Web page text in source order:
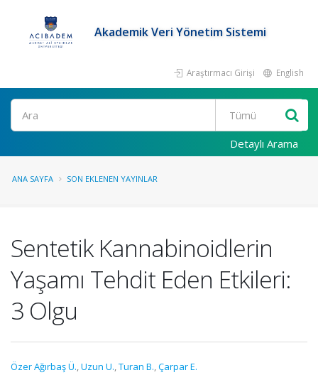
Akademik Veri Yönetim Sistemi
Araştırmacı Girişi English
Ara
Detaylı Arama
ANA SAYFA SON EKLENEN YAYINLAR
Sentetik Kannabinoidlerin
Yaşamı Tehdit Eden Etkileri:
3 Olgu
Özer Ağırbaş Ü.,Uzun U.,Turan B.,Çarpar E.